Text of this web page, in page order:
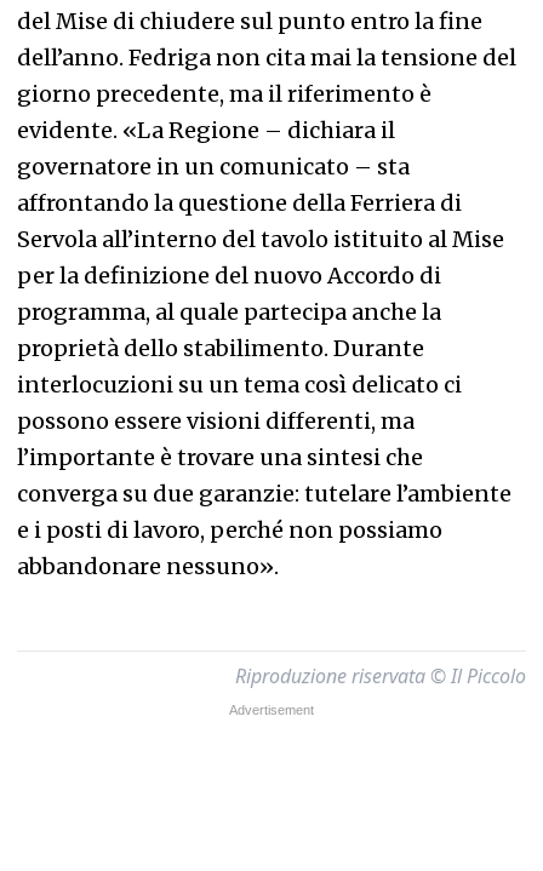
del Mise di chiudere sul punto entro la fine
dell’anno. Fedriga non cita mai la tensione del
giorno precedente, ma il riferimento è
evidente. «La Regione – dichiara il
governatore in un comunicato – sta
affrontando la questione della Ferriera di
Servola all’interno del tavolo istituito al Mise
per la definizione del nuovo Accordo di
programma, al quale partecipa anche la
proprietà dello stabilimento. Durante
interlocuzioni su un tema così delicato ci
possono essere visioni differenti, ma
l’importante è trovare una sintesi che
converga su due garanzie: tutelare l’ambiente
e i posti di lavoro, perché non possiamo
abbandonare nessuno».
Riproduzione riservata © Il Piccolo